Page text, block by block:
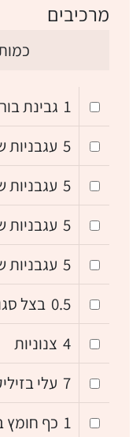
מרכיבים
1 גבינת
5 עגבניות
5 עגבניות
5 עגבניות
5 עגבניות
0.5 בצל
4 צנוניות
7 עלי
1 כף חומץ